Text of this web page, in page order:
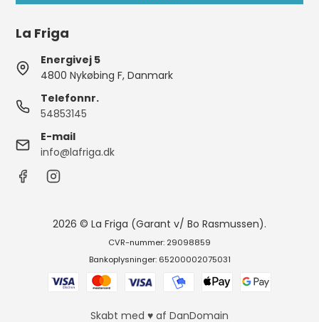
La Friga
Energivej 5
4800 Nykøbing F, Danmark
Telefonnr.
54853145
E-mail
info@lafriga.dk
2026 © La Friga (Garant v/ Bo Rasmussen).
CVR-nummer: 29098859
Bankoplysninger: 65200002075031
Skabt med ♥ af DanDomain